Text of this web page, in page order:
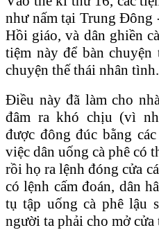
như nấm tại Trung Ðông
Hồi giáo, và dân ghiền
tiệm này để bàn
chuyện thế thái nhân tình.
Ðiều này đã làm cho
đâm ra khó chịu (vì
được đông đúc bằng
việc dân uống cà phê có
rồi họ ra lệnh đóng cửa
có lệnh cấm đoán, dân
tụ tập uống cà phê lậu
người ta phải cho mở cửa